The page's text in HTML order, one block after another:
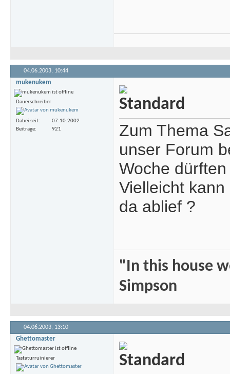
04.06.2003, 10:44
mukenukem
Dauerschreiber
Dabei seit
07.10.2002
Beiträge
921
Zum Thema
unser Forum
Woche
Vielleicht
da ablief ?
"In this house
Simpson
04.06.2003, 13:10
Ghettomaster
Tastaturruinierer